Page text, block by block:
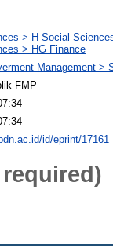
> H Social
> HG Finance
Management >
FMP
id/eprint/17161